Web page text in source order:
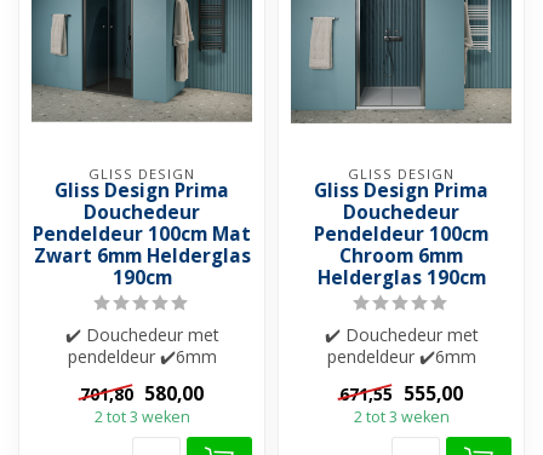
GLISS DESIGN
Gliss Design Prima
Douchedeur
Pendeldeur 100cm Mat
Zwart 6mm Helderglas
190cm
✔️ Douchedeur met
pendeldeur ✔️6mm
✔️Nano-coating ✔...
701,80 580,00
2 tot 3 weken
GLISS DESIGN
Gliss Design Prima
Douchedeur
Pendeldeur 100cm
Chroom 6mm
Helderglas 190cm
✔️ Douchedeur met
pendeldeur ✔️6mm
✔️Nano-coating ✔...
671,55 555,00
2 tot 3 weken